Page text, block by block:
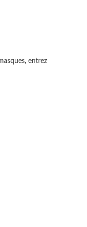
entrez